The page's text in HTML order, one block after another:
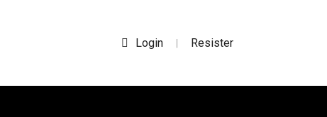
Login | Resister